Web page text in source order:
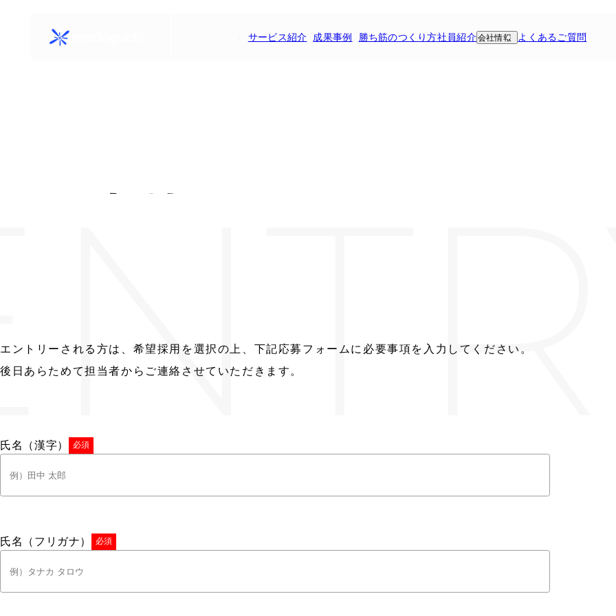
サービス紹介 成果事例 勝ち筋のつくり方社員紹介会社情報 よくあるご質問
エントリーされる方は、希望採用を選択の上、下記応募フォームに必要事項を入力してください。
後日あらためて担当者からご連絡させていただきます。
氏名（漢字） 必須
氏名（フリガナ） 必須